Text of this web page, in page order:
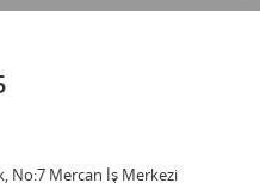
No:7 Mercan İş Merkezi